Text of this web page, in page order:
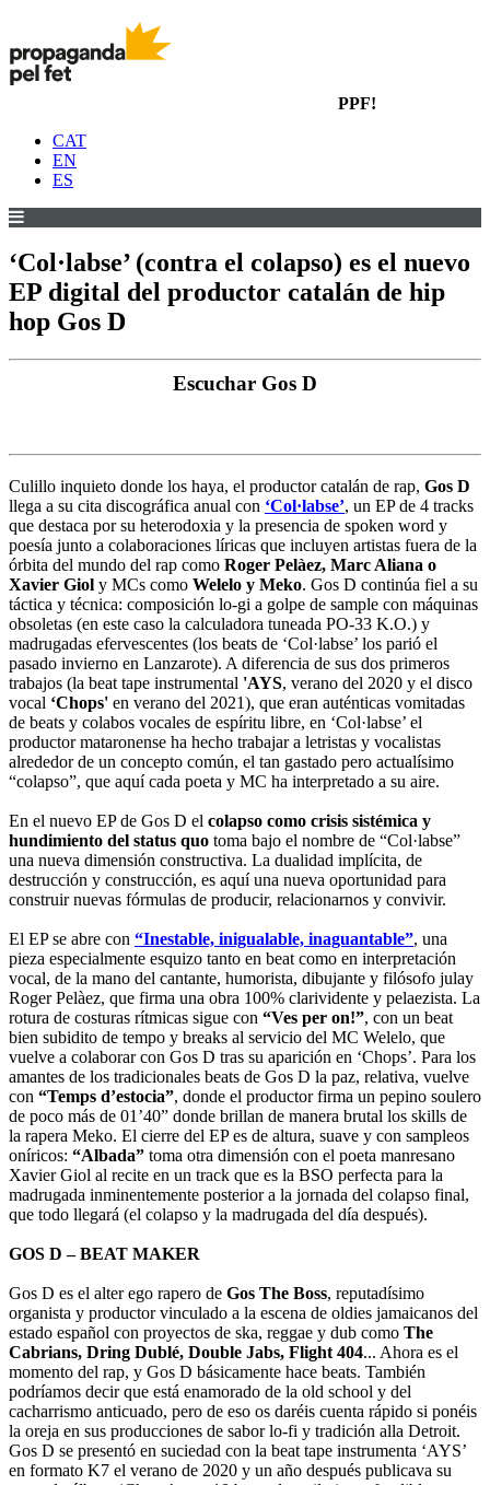
PPF!
CAT
EN
ES
‘Col·labse’ (contra el colapso) es el nuevo
EP digital del productor catalán de hip
hop Gos D
Escuchar Gos D
Culillo inquieto donde los haya, el productor catalán de rap, Gos D
llega a su cita discográfica anual con ‘Col·labse’, un EP de 4 tracks
que destaca por su heterodoxia y la presencia de spoken word y
poesía junto a colaboraciones líricas que incluyen artistas fuera de la
órbita del mundo del rap como Roger Pelàez, Marc Aliana o
Xavier Giol y MCs como Welelo y Meko. Gos D continúa fiel a su
táctica y técnica: composición lo-gi a golpe de sample con máquinas
obsoletas (en este caso la calculadora tuneada PO-33 K.O.) y
madrugadas efervescentes (los beats de ‘Col·labse’ los parió el
pasado invierno en Lanzarote). A diferencia de sus dos primeros
trabajos (la beat tape instrumental 'AYS, verano del 2020 y el disco
vocal ‘Chops' en verano del 2021), que eran auténticas vomitadas
de beats y colabos vocales de espíritu libre, en ‘Col·labse’ el
productor mataronense ha hecho trabajar a letristas y vocalistas
alrededor de un concepto común, el tan gastado pero actualísimo
“colapso”, que aquí cada poeta y MC ha interpretado a su aire.
En el nuevo EP de Gos D el colapso como crisis sistémica y
hundimiento del status quo toma bajo el nombre de “Col·labse”
una nueva dimensión constructiva. La dualidad implícita, de
destrucción y construcción, es aquí una nueva oportunidad para
construir nuevas fórmulas de producir, relacionarnos y convivir.
El EP se abre con “Inestable, inigualable, inaguantable”, una
pieza especialmente esquizo tanto en beat como en interpretación
vocal, de la mano del cantante, humorista, dibujante y filósofo julay
Roger Pelàez, que firma una obra 100% clarividente y pelaezista. La
rotura de costuras rítmicas sigue con “Ves per on!”, con un beat
bien subidito de tempo y breaks al servicio del MC Welelo, que
vuelve a colaborar con Gos D tras su aparición en ‘Chops’. Para los
amantes de los tradicionales beats de Gos D la paz, relativa, vuelve
con “Temps d’estocia”, donde el productor firma un pepino soulero
de poco más de 01’40” donde brillan de manera brutal los skills de
la rapera Meko. El cierre del EP es de altura, suave y con sampleos
oníricos: “Albada” toma otra dimensión con el poeta manresano
Xavier Giol al recite en un track que es la BSO perfecta para la
madrugada inminentemente posterior a la jornada del colapso final,
que todo llegará (el colapso y la madrugada del día después).
GOS D – BEAT MAKER
Gos D es el alter ego rapero de Gos The Boss, reputadísimo
organista y productor vinculado a la escena de oldies jamaicanos del
estado español con proyectos de ska, reggae y dub como The
Cabrians, Dring Dublé, Double Jabs, Flight 404... Ahora es el
momento del rap, y Gos D básicamente hace beats. También
podríamos decir que está enamorado de la old school y del
cacharrismo anticuado, pero de eso os daréis cuenta rápido si ponéis
la oreja en sus producciones de sabor lo-fi y tradición alla Detroit.
Gos D se presentó en suciedad con la beat tape instrumenta ‘AYS’
en formato K7 el verano de 2020 y un año después publicava su